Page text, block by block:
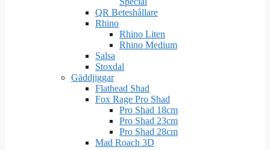
QR Beteshållare
Rhino
Rhino Liten
Rhino Medium
Salsa
Stoxdal
Gäddjiggar
Flathead Shad
Fox Rage Pro Shad
Pro Shad 18cm
Pro Shad 23cm
Pro Shad 28cm
Mad Roach 3D